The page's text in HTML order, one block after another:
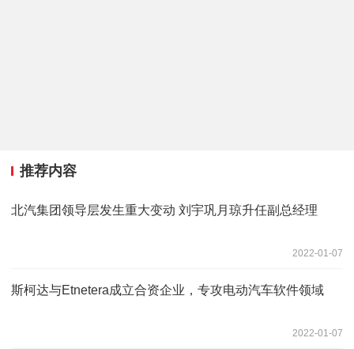
推荐内容
北汽集团领导层发生重大变动 刘宇巩月琼升任副总经理
2022-01-07
斯柯达与Etnetera成立合资企业，专攻电动汽车软件领域
2022-01-07